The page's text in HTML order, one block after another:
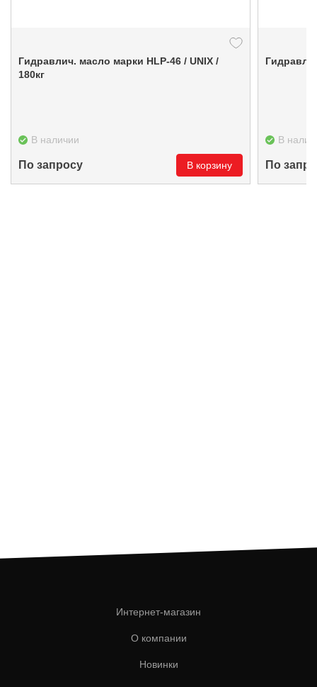
Гидравлич. масло марки HLP-46 / UNIX /
180кг
В наличии
По запросу В корзину
В
По
Интернет-магазин
О компании
Новинки